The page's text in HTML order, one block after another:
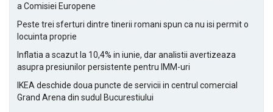
a Comisiei Europene
Peste trei sferturi dintre tinerii romani spun ca nu isi permit o
locuinta proprie
Inflatia a scazut la 10,4% in iunie, dar analistii avertizeaza
asupra presiunilor persistente pentru IMM-uri
IKEA deschide doua puncte de servicii in centrul comercial
Grand Arena din sudul Bucurestiului